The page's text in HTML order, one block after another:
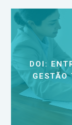
DOI:
GESTÃO